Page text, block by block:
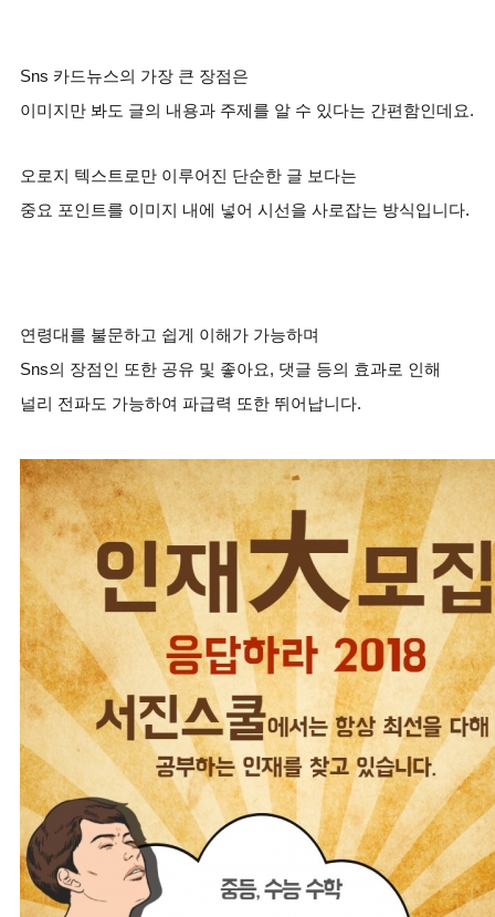
Sns 카드뉴스의 가장 큰 장점은
이미지만 봐도 글의 내용과 주제를 알 수 있다는 간편함인데요.
오로지 텍스트로만 이루어진 단순한 글 보다는
중요 포인트를 이미지 내에 넣어 시선을 사로잡는 방식입니다.
연령대를 불문하고 쉽게 이해가 가능하며
Sns의 장점인 또한 공유 및 좋아요, 댓글 등의 효과로 인해
널리 전파도 가능하여 파급력 또한 뛰어납니다.